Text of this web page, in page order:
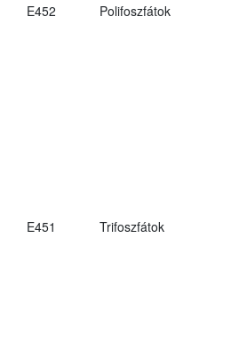
E452 Polifoszfátok
E451 Trifoszfátok